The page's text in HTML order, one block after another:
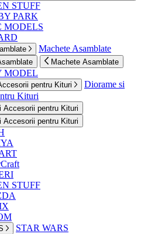
STUFF
PARK
MODELS
Machete Asamblate
Machete Asamblate
MODEL
pentru Kituri
Diorame si
Kituri
Accesorii pentru Kituri
Accesorii pentru Kituri
STUFF
STAR WARS